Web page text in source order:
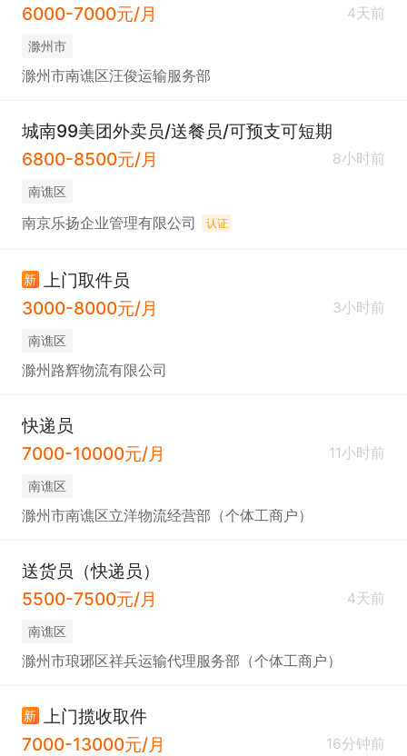
6000-7000元/月 4天前
滁州市
滁州市南谯区汪俊运输服务部
城南99美团外卖员/送餐员/可预支可短期
6800-8500元/月
8小时前
南谯区
南京乐扬企业管理有限公司 认证
新 上门取件员
3000-8000元/月
3小时前
南谯区
滁州路辉物流有限公司
快递员
7000-10000元/月
11小时前
南谯区
滁州市南谯区立洋物流经营部（个体工商户）
送货员（快递员）
5500-7500元/月
4天前
南谯区
滁州市琅琊区祥兵运输代理服务部（个体工商户）
新 上门揽收取件
7000-13000元/月
16分钟前